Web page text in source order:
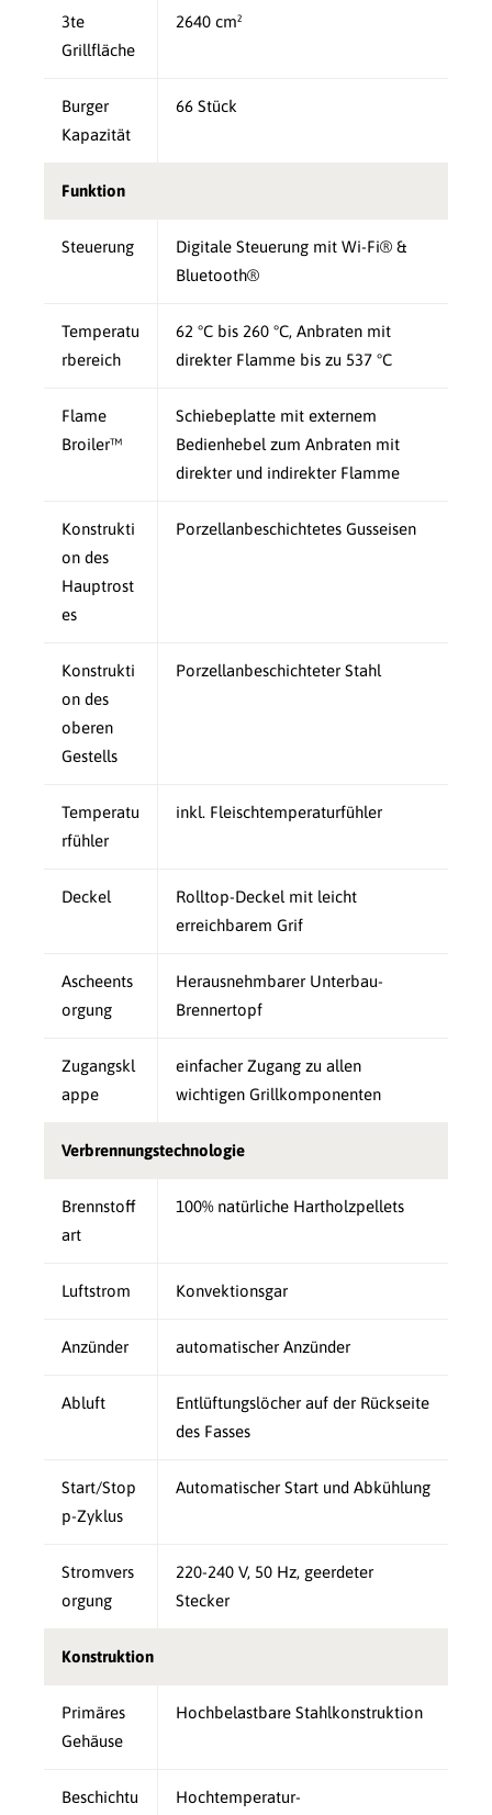
3te
Grillfläche
2640 cm²
Burger
Kapazität
66 Stück
Funktion
Steuerung
Digitale Steuerung mit Wi-Fi® &
Bluetooth®
Temperatu
rbereich
62 °C bis 260 °C, Anbraten mit
direkter Flamme bis zu 537 °C
Flame
Broiler™
Schiebeplatte mit externem
Bedienhebel zum Anbraten mit
direkter und indirekter Flamme
Konstrukti
on des
Hauptrost
es
Porzellanbeschichtetes Gusseisen
Konstrukti
on des
oberen
Gestells
Porzellanbeschichteter Stahl
Temperatu
rfühler
inkl. Fleischtemperaturfühler
Deckel
Rolltop-Deckel mit leicht
erreichbarem Grif
Ascheents
orgung
Herausnehmbarer Unterbau-
Brennertopf
Zugangskl
appe
einfacher Zugang zu allen
wichtigen Grillkomponenten
Verbrennungstechnologie
Brennstoff
art
100% natürliche Hartholzpellets
Luftstrom Konvektionsgar
Anzünder automatischer Anzünder
Abluft
Entlüftungslöcher auf der Rückseite
des Fasses
Start/Stop
p-Zyklus
Automatischer Start und Abkühlung
Stromvers
orgung
220-240 V, 50 Hz, geerdeter
Stecker
Konstruktion
Primäres
Gehäuse
Hochbelastbare Stahlkonstruktion
Beschichtu
Hochtemperatur-